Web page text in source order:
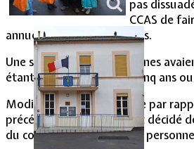
pas
CCAS de
annuelle auprès des seniors.
Une soixantaine de personnes
étant âgées de soixante-cinq ans
Modification d'importance par
précédentes, le CCAS avait décidé
du colis individuel pour les